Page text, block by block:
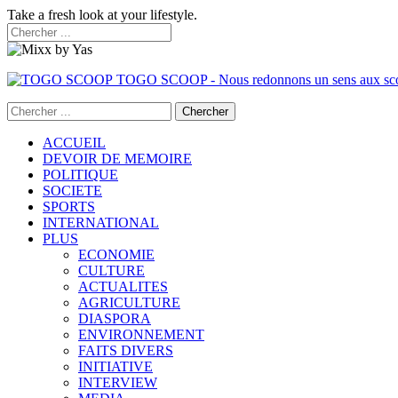
Take a fresh look at your lifestyle.
TOGO SCOOP - Nous redonnons un sens aux
ACCUEIL
DEVOIR DE MEMOIRE
POLITIQUE
SOCIETE
SPORTS
INTERNATIONAL
PLUS
ECONOMIE
CULTURE
ACTUALITES
AGRICULTURE
DIASPORA
ENVIRONNEMENT
FAITS DIVERS
INITIATIVE
INTERVIEW